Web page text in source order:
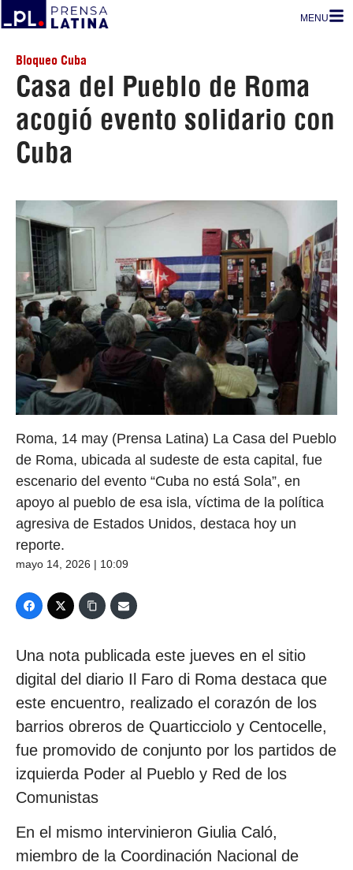
MENU
Bloqueo Cuba
Casa del Pueblo de Roma
acogió evento solidario con
Cuba
Roma, 14 may (Prensa Latina) La Casa del Pueblo
de Roma, ubicada al sudeste de esta capital, fue
escenario del evento “Cuba no está Sola”, en
apoyo al pueblo de esa isla, víctima de la política
agresiva de Estados Unidos, destaca hoy un
reporte.
mayo 14, 2026 | 10:09
Una nota publicada este jueves en el sitio
digital del diario Il Faro di Roma destaca que
este encuentro, realizado el corazón de los
barrios obreros de Quarticciolo y Centocelle,
fue promovido de conjunto por los partidos de
izquierda Poder al Pueblo y Red de los
Comunistas
En el mismo intervinieron Giulia Caló,
miembro de la Coordinación Nacional de